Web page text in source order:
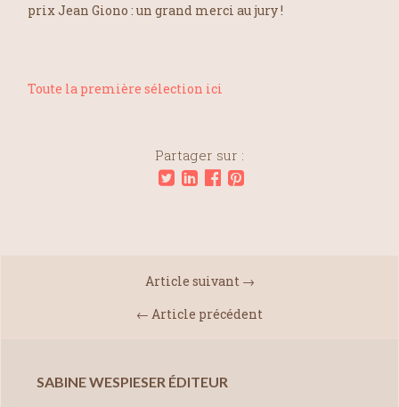
prix Jean Giono : un grand merci au jury !
Toute la première sélection ici
Partager sur :
Article suivant →
← Article précédent
SABINE WESPIESER ÉDITEUR